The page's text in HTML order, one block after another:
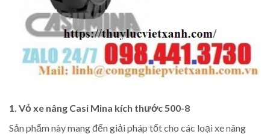
1. Vỏ xe nâng Casi Mina kích thước 500-8
Sản phẩm này mang đến giải pháp tốt cho các loại xe nâng